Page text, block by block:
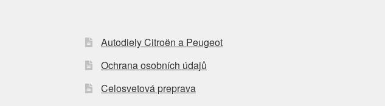
Autodiely Citroën a Peugeot
Ochrana osobních údajů
Celosvetová preprava